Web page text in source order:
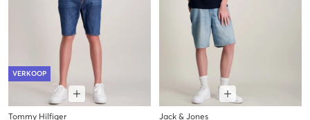
VERKOOP
Tommy Hilfiger
Jack & Jones